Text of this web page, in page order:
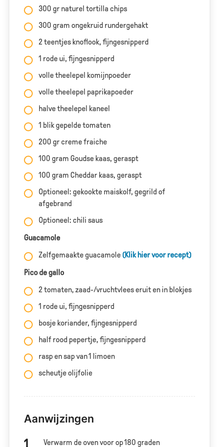
300 gr naturel tortilla chips
300 gram ongekruid rundergehakt
2 teentjes knoflook, fijngesnipperd
1 rode ui, fijngesnipperd
volle theelepel komijnpoeder
volle theelepel paprikapoeder
halve theelepel kaneel
1 blik gepelde tomaten
200 gr creme fraiche
100 gram Goudse kaas, geraspt
100 gram Cheddar kaas, geraspt
Optioneel: gekookte maiskolf, gegrild of
afgebrand
Optioneel: chili saus
Guacamole
Zelfgemaakte guacamole (Klik hier voor recept)
Pico de gallo
2 tomaten, zaad-/vruchtvlees eruit en in blokjes
1 rode ui, fijngesnipperd
bosje koriander, fijngesnipperd
half rood pepertje, fijngesnipperd
rasp en sap van 1 limoen
scheutje olijfolie
Aanwijzingen
Verwarm de oven voor op 180 graden